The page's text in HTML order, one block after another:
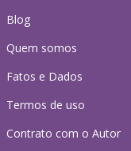
Blog
Quem somos
Fatos e Dados
Termos de uso
Contrato com o Autor